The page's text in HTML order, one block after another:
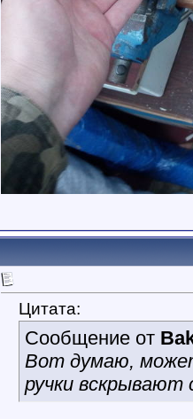
Цитата:
Сообщение от
Вот думаю,
ручки вскрывают